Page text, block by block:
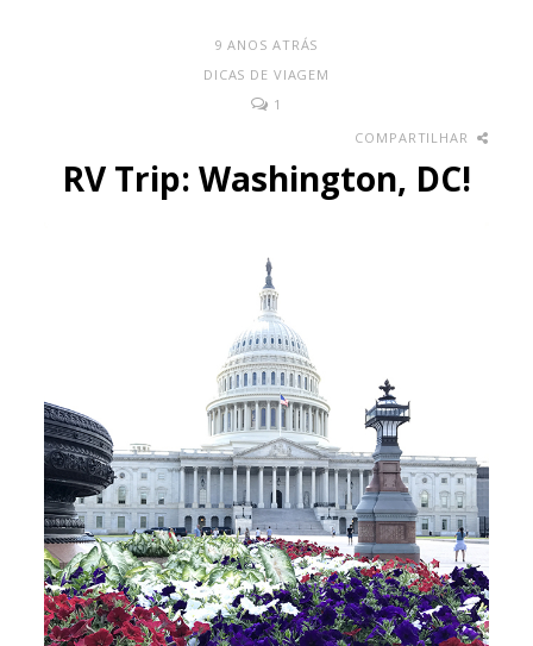
9 ANOS ATRÁS
DICAS DE VIAGEM
1
COMPARTILHAR
RV Trip: Washington, DC!